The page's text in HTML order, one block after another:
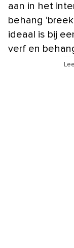
aan in het
behang
ideaal is bij
verf en